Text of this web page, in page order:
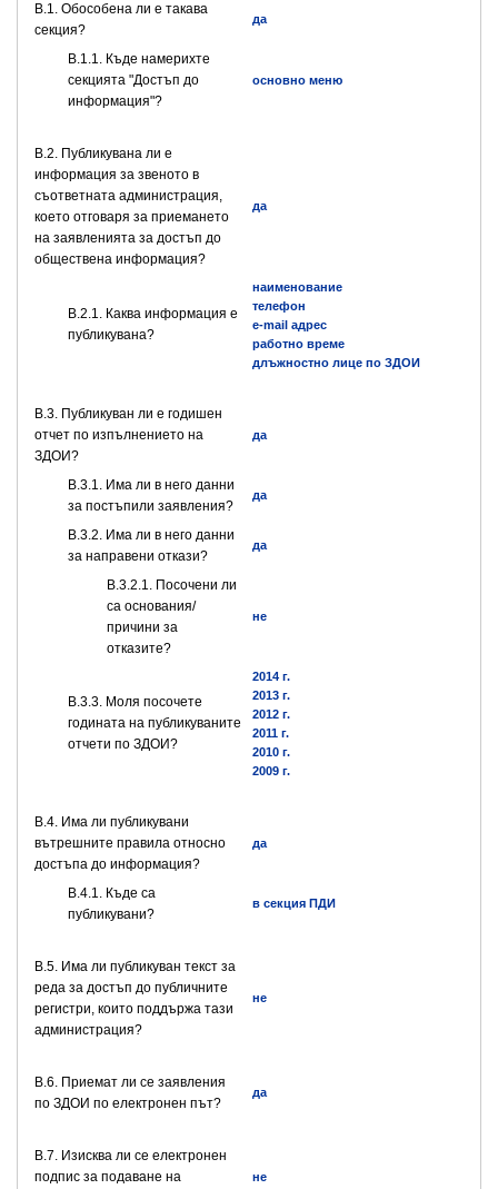
В.1. Обособена ли е такава
секция?
да
В.1.1. Къде намерихте
секцията "Достъп до
информация"?
основно меню
В.2. Публикувана ли е
информация за звеното в
съответната администрация,
което отговаря за приемането
на заявленията за достъп до
обществена информация?
да
B.2.1. Каква информация е
публикувана?
наименование
телефон
e-mail адрес
работно време
длъжностно лице по ЗДОИ
В.3. Публикуван ли е годишен
отчет по изпълнението на
ЗДОИ?
да
В.3.1. Има ли в него данни
за постъпили заявления?
да
В.3.2. Има ли в него данни
за направени откази?
да
В.3.2.1. Посочени ли
са основания/
причини за
отказите?
не
В.3.3. Моля посочете
годината на публикуваните
отчети по ЗДОИ?
2014 г.
2013 г.
2012 г.
2011 г.
2010 г.
2009 г.
В.4. Има ли публикувани
вътрешните правила относно
достъпа до информация?
да
В.4.1. Къде са
публикувани?
в секция ПДИ
В.5. Има ли публикуван текст за
реда за достъп до публичните
регистри, които поддържа тази
администрация?
не
В.6. Приемат ли се заявления
по ЗДОИ по електронен път?
да
В.7. Изисква ли се електронен
подпис за подаване на
не